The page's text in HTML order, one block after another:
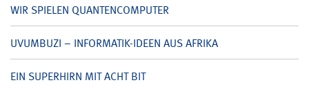
WIR SPIELEN QUANTENCOMPUTER
UVUMBUZI – INFORMATIK-IDEEN AUS AFRIKA
EIN SUPERHIRN MIT ACHT BIT